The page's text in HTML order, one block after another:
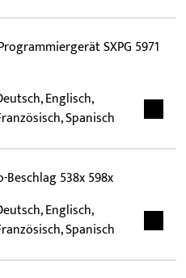
SXPG 5971
Englisch,
Spanisch
538x 598x
Englisch,
Spanisch